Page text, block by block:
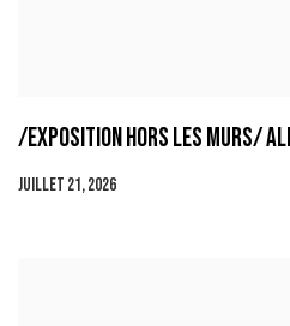
/EXPOSITION HORS LES MURS/
JUILLET 21, 2026